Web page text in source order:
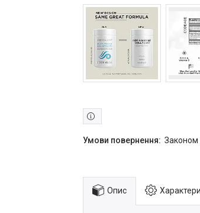
Опис